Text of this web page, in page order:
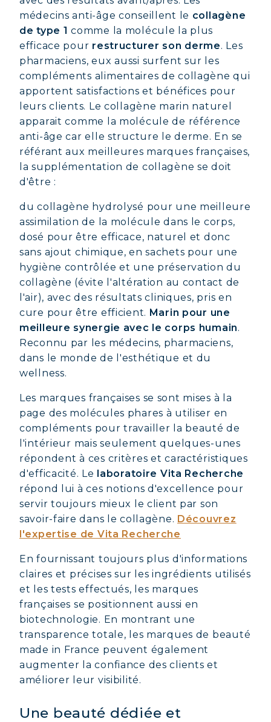
médecins anti-âge conseillent le collagène
de type 1 comme la molécule la plus
efficace pour restructurer son derme. Les
pharmaciens, eux aussi surfent sur les
compléments alimentaires de collagène qui
apportent satisfactions et bénéfices pour
leurs clients. Le collagène marin naturel
apparait comme la molécule de référence
anti-âge car elle structure le derme. En se
référant aux meilleures marques françaises,
la supplémentation de collagène se doit
d'être :
du collagène hydrolysé pour une meilleure
assimilation de la molécule dans le corps,
dosé pour être efficace, naturel et donc
sans ajout chimique, en sachets pour une
hygiène contrôlée et une préservation du
collagène (évite l'altération au contact de
l'air), avec des résultats cliniques, pris en
cure pour être efficient. Marin pour une
meilleure synergie avec le corps humain.
Reconnu par les médecins, pharmaciens,
dans le monde de l'esthétique et du
wellness.
Les marques françaises se sont mises à la
page des molécules phares à utiliser en
compléments pour travailler la beauté de
l'intérieur mais seulement quelques-unes
répondent à ces critères et caractéristiques
d'efficacité. Le laboratoire Vita Recherche
répond lui à ces notions d'excellence pour
servir toujours mieux le client par son
savoir-faire dans le collagène. Découvrez
l'expertise de Vita Recherche
En fournissant toujours plus d'informations
claires et précises sur les ingrédients utilisés
et les tests effectués, les marques
françaises se positionnent aussi en
biotechnologie. En montrant une
transparence totale, les marques de beauté
made in France peuvent également
augmenter la confiance des clients et
améliorer leur visibilité.
Une beauté dédiée et